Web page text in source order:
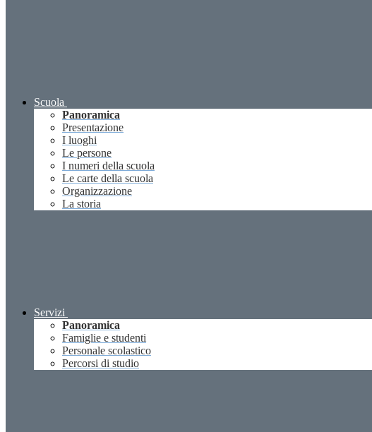
Scuola
Panoramica
Presentazione
I luoghi
Le persone
I numeri della scuola
Le carte della scuola
Organizzazione
La storia
Servizi
Panoramica
Famiglie e studenti
Personale scolastico
Percorsi di studio